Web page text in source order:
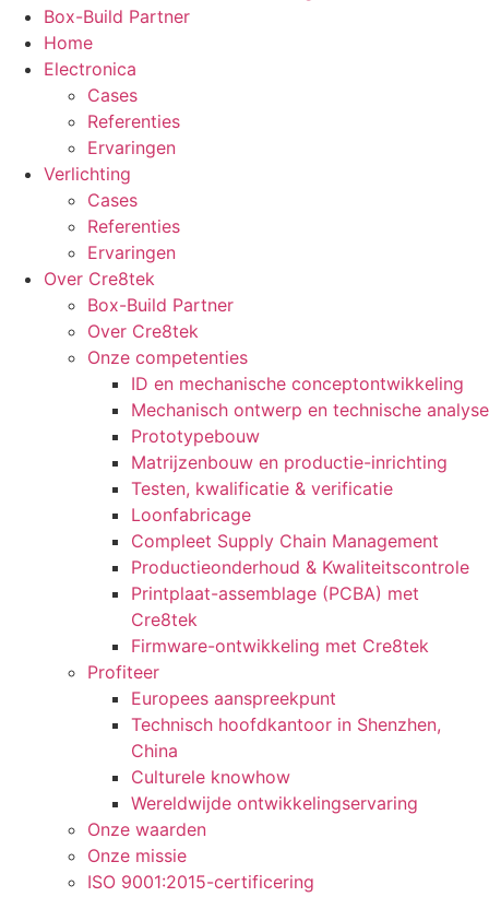
Box-Build Partner
Home
Electronica
Cases
Referenties
Ervaringen
Verlichting
Cases
Referenties
Ervaringen
Over Cre8tek
Box-Build Partner
Over Cre8tek
Onze competenties
ID en mechanische conceptontwikkeling
Mechanisch ontwerp en technische analyse
Prototypebouw
Matrijzenbouw en productie-inrichting
Testen, kwalificatie & verificatie
Loonfabricage
Compleet Supply Chain Management
Productieonderhoud & Kwaliteitscontrole
Printplaat-assemblage (PCBA) met
Cre8tek
Firmware-ontwikkeling met Cre8tek
Profiteer
Europees aanspreekpunt
Technisch hoofdkantoor in Shenzhen,
China
Culturele knowhow
Wereldwijde ontwikkelingservaring
Onze waarden
Onze missie
ISO 9001:2015-certificering